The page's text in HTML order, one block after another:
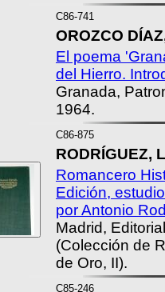
C86-741
OROZCO
El poema
del Hierro.
Granada,
1964.
C86-875
RODRÍGUEZ,
Romancero
Edición,
por Antonio
Madrid,
(Colección de
de Oro, II).
C85-246